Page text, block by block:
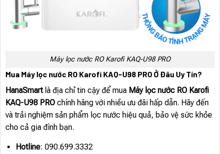
Máy lọc nước RO Karofi KAQ-U98 PRO
Mua Máy lọc nước RO Karofi KAQ-U98 PRO Ở Đâu Uy Tín?
HanaSmartlà địa chỉ tin cậy để mua Máy lọc nước RO Karofi
KAQ-U98 PRO chính hãng với nhiều ưu đãi hấp dẫn. Hãy đến
và trải nghiệm sản phẩm lọc nước hiệu quả, bảo vệ sức khỏe
cho cả gia đình bạn.
Hotline: 090.699.3332